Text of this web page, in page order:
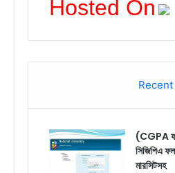
Hosted On
Recent
(CGPA
সিজিপিএ
মারসিটসহ